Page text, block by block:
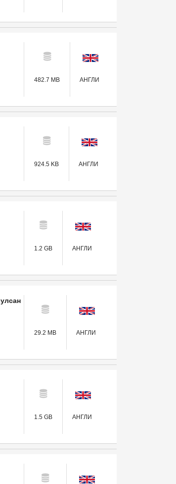
482.7 MB АНГЛИ
924.5 KB АНГЛИ
1.2 GB АНГЛИ
29.2 MB АНГЛИ
1.5 GB АНГЛИ